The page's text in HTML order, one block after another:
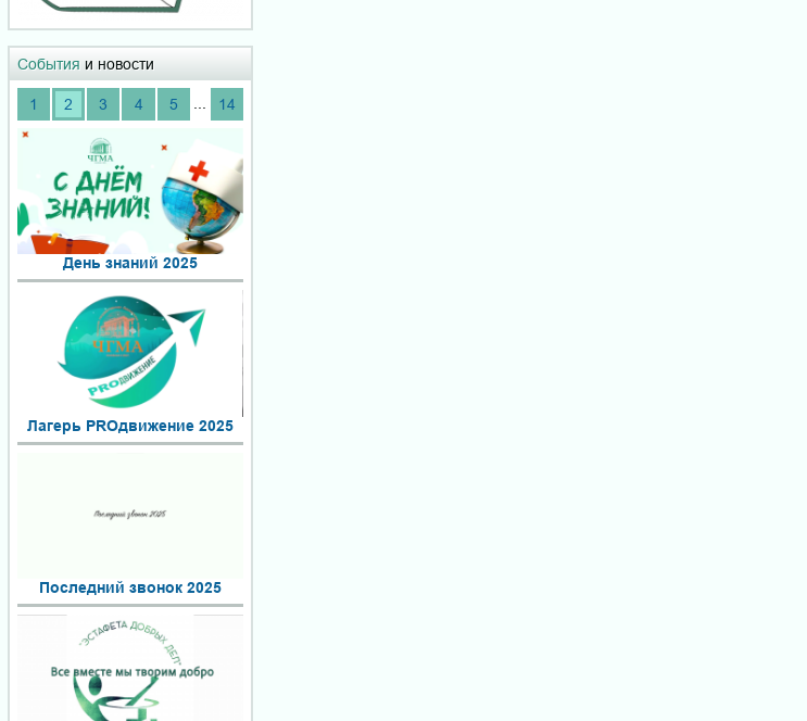
События и новости
1 2 3 4 5 ... 14
День знаний 2025
Лагерь PROдвижение 2025
Последний звонок 2025